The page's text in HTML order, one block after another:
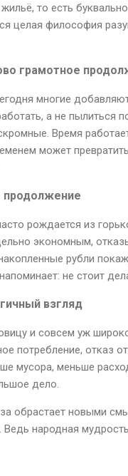
то есть
целая философия
грамотное
многие
а не пылиться
Время
может
продолжение
рождается из
экономным,
рубли
не стоит
взгляд
и совсем уж
потребление, отказ
мусора, меньше
дело.
обрастает новыми
Ведь народная